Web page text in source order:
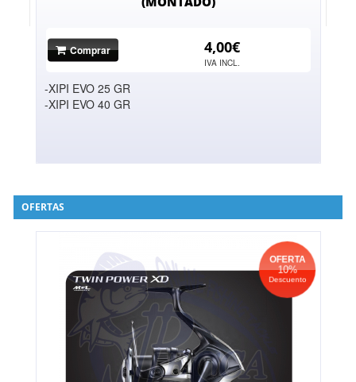
Comprar 4,00€
IVA INCL.
-XIPI EVO 25 GR
-XIPI EVO 40 GR
OFERTAS
OFERTA
10%
Descuento